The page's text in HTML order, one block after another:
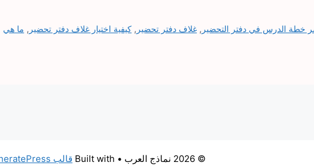
خطة الدرس في دفتر التحضير ,غلاف دفتر تحضير ,كيفية اختيار غلاف دفتر تحضير , ما هي
© 2026 نماذج العرب • Built with قالب GeneratePress